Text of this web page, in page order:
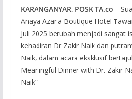
KARANGANYAR, POSKITA.co –
Anaya Azana Boutique Hotel
Juli 2025 berubah menjadi sangat
kehadiran Dr Zakir Naik dan
Naik, dalam acara eksklusif
Meaningful Dinner with Dr. Zakir
Naik”.